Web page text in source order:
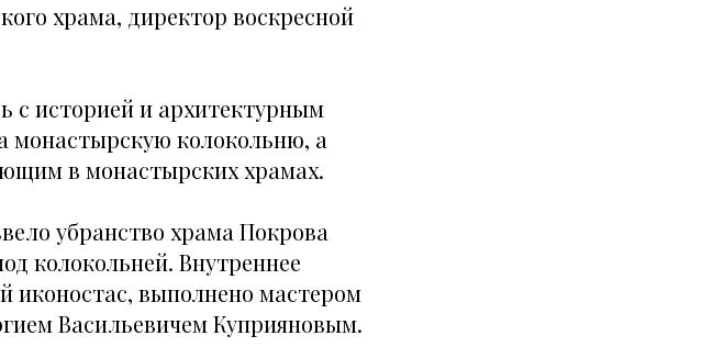
храма, директор воскресной
с историей и архитектурным
монастырскую колокольню, а
в монастырских храмах.
убранство храма Покрова
колокольней. Внутреннее
иконостас, выполнено мастером
Васильевичем Куприяновым.